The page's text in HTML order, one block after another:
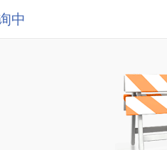
中